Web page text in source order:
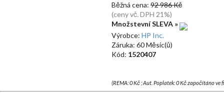
Běžná cena: 92 986 Kč
(ceny vč. DPH 21%)
Množstevní SLEVA »
Výrobce: HP Inc.
Záruka: 60 Měsíc(ů)
Kód: 1520407
(REMA: 0 Kč ; Aut. Poplatek: 0 Kč započítáno